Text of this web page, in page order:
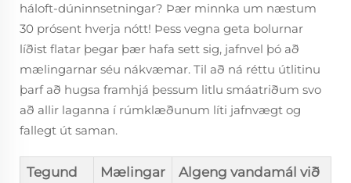
háloft-dúninnsetningar? Þær minnka um næstum
30 prósent hverja nótt! Þess vegna geta bolurnar
líðist flatar þegar þær hafa sett sig, jafnvel þó að
mælingarnar séu nákvæmar. Til að ná réttu útlitinu
þarf að hugsa framhjá þessum litlu smáatriðum svo
að allir laganna í rúmklæðunum líti jafnvægt og
fallegt út saman.
Tegund
Mælingar
Algeng vandamál við